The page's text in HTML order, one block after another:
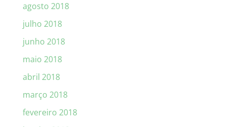
agosto 2018
julho 2018
junho 2018
maio 2018
abril 2018
março 2018
fevereiro 2018